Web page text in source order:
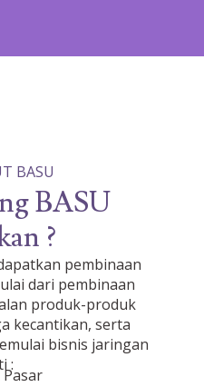
BASU
BASU
?
pembinaan
dari pembinaan
produk-produk
kecantikan, serta
bisnis jaringan
: